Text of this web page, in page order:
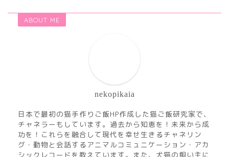
ABOUT ME
nekopikaia
日本で最初の猫手作りご飯HP作成した猫ご飯研究家で、
チャネラーもしています。過去から知恵を！未来から成
功を！これらを融合して現代を幸せ生きるチャネリン
グ・動物と会話するアニマルコミュニケーション・アカ
シックレコードを教えています。また、犬猫の飼い主に